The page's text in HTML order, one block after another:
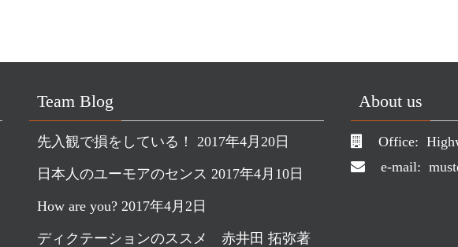
Team Blog
先入観で損をしている！ 2017年4月20日
日本人のユーモアのセンス 2017年4月10日
How are you? 2017年4月2日
ディクテーションのススメ 赤井田 拓弥著
About us
Office:
e-mail: